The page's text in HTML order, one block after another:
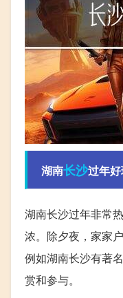
湖南长沙过年
湖南长沙过年非常
浓。除夕夜，家家
例如湖南长沙有著
赏和参与。